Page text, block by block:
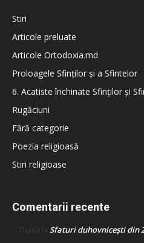
Stiri
Articole preluate
Articole Ortodoxia.md
Proloagele Sfinților și a Sfintelor
6. Acatiste închinate Sfinților și
Rugăciuni
Fără categorie
Poezia religioasă
Stiri religioase
Comentarii recente
Doina la Sfaturi duhovnicești din